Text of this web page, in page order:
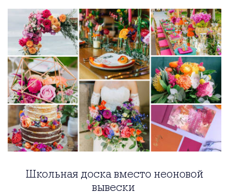
Школьная доска вместо неоновой
вывески